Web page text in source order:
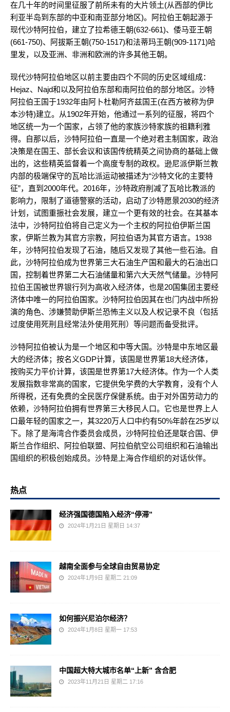
在几十年的时间里征服了前所未有的大片领土(从西部的伊比
利亚半岛到东部的中亚和南亚部分地区)。阿拉伯王朝起源于
现代沙特阿拉伯，建立了拉希德王朝(632-661)、倭马亚王朝
(661-750)、阿拔斯王朝(750-1517)和法蒂玛王朝(909-1171)哈
里发，以及亚洲、非洲和欧洲的许多其他王朝。
现代沙特阿拉伯地区以前主要由四个不同的历史区域组成：
Hejaz、Najd和以及阿拉伯东部和南阿拉伯的部分地区。沙特
阿拉伯王国于1932年由阿卜杜勒阿齐兹国王(在西方被称为伊
本沙特)建立。从1902年开始，他通过一系列的征服，将四个
地区统一为一个国家，占领了他的家族沙特家族的祖籍利雅
得。自那以后，沙特阿拉伯一直是一个绝对君主制国家，政治
决策是在国王、部长会议和该国传统精英之间协商的基础上做
出的，这些精英监督着一个高度专制的政权。逊尼派伊斯兰教
内部的极端保守的瓦哈比派运动被描述为“沙特文化的主要特
征”，直到2000年代。2016年，沙特政府削减了瓦哈比教派的
影响力，限制了道德警察的活动，启动了沙特愿景2030的经济
计划，试图重振社会发展，建立一个更有效的社会。在其基本
法中，沙特阿拉伯将自己定义为一个主权的阿拉伯伊斯兰国
家，伊斯兰教为其官方宗教，阿拉伯语为其官方语言。1938
年，沙特阿拉伯发现了石油，随后又发现了其他一些石油。自
此，沙特阿拉伯成为世界第三大石油生产国和最大的石油出口
国，控制着世界第二大石油储量和第六大天然气储量。沙特阿
拉伯王国被世界银行列为高收入经济体，也是20国集团主要经
济体中唯一的阿拉伯国家。沙特阿拉伯因其在也门内战中所扮
演的角色、涉嫌赞助伊斯兰恐怖主义以及人权记录不良（包括
过度使用死刑且经常法外使用死刑）等问题而备受批评。
沙特阿拉伯被认为是一个地区和中等大国。沙特是中东地区最
大的经济体；按名义GDP计算，该国是世界第18大经济体，
按购买力平价计算，该国是世界第17大经济体。作为一个人类
发展指数非常高的国家，它提供免学费的大学教育，没有个人
所得税，还有免费的全民医疗保健系统。由于对外国劳动力的
依赖，沙特阿拉伯拥有世界第三大移民人口。它也是世界上人
口最年轻的国家之一，其3220万人口中约有50%年龄在25岁以
下。除了是海湾合作委员会成员，沙特阿拉伯还是联合国、伊
斯兰合作组织、阿拉伯联盟、阿拉伯航空公司组织和石油输出
国组织的积极创始成员。沙特是上海合作组织的对话伙伴。
热点
经济强国德国陷入经济“停滞”
2024年1月21日 星期日 14:37
越南全面参与全球自由贸易协定
2024年1月9日 星期二 21:09
如何振兴尼泊尔经济？
2024年1月8日 星期一 17:53
中国超大特大城市名单“上新” 含合肥
2023年11月21日 星期二 17:16